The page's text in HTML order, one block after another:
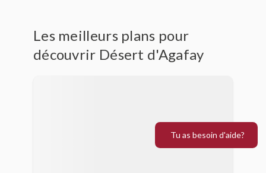
vues imprenables sur les montagnes
de l'Atlas.
Les meilleurs plans pour
découvrir Désert d'Agafay
Tu as besoin d'aide?